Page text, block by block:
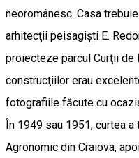
neoromânesc. Casa
arhitecţii peisagişti E.
proiecteze parcul Curţii
construcţiilor erau
fotografiile făcute cu
În 1949 sau 1951, curtea
Agronomic din Craiova,